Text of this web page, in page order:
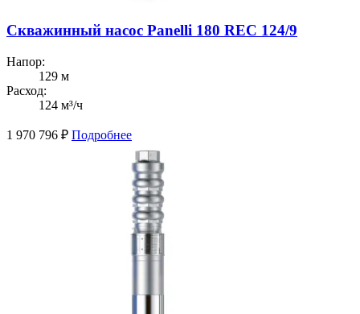
Скважинный насос Panelli 180 REC 124/9
Напор:
129 м
Расход:
124 м³/ч
1 970 796 ₽ Подробнее